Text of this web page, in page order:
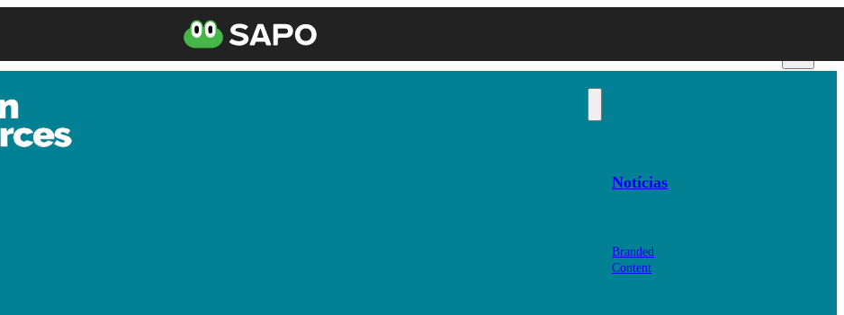
Notícias
Branded
Content